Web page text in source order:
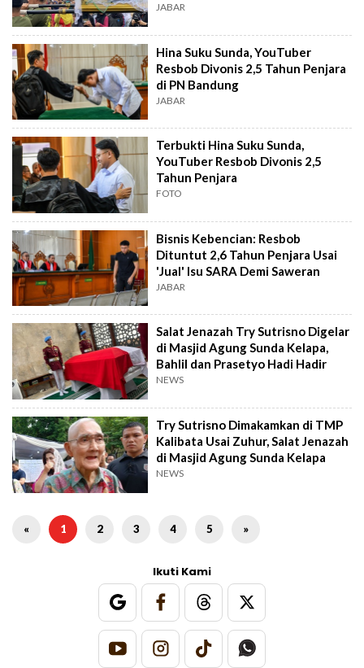
JABAR
Hina Suku Sunda, YouTuber
Resbob Divonis 2,5 Tahun Penjara
di PN Bandung
JABAR
Terbukti Hina Suku Sunda,
YouTuber Resbob Divonis 2,5
Tahun Penjara
FOTO
Bisnis Kebencian: Resbob
Dituntut 2,6 Tahun Penjara Usai
'Jual' Isu SARA Demi Saweran
JABAR
Salat Jenazah Try Sutrisno Digelar
di Masjid Agung Sunda Kelapa,
Bahlil dan Prasetyo Hadi Hadir
NEWS
Try Sutrisno Dimakamkan di TMP
Kalibata Usai Zuhur, Salat Jenazah
di Masjid Agung Sunda Kelapa
NEWS
« 1 2 3 4 5 »
Ikuti Kami